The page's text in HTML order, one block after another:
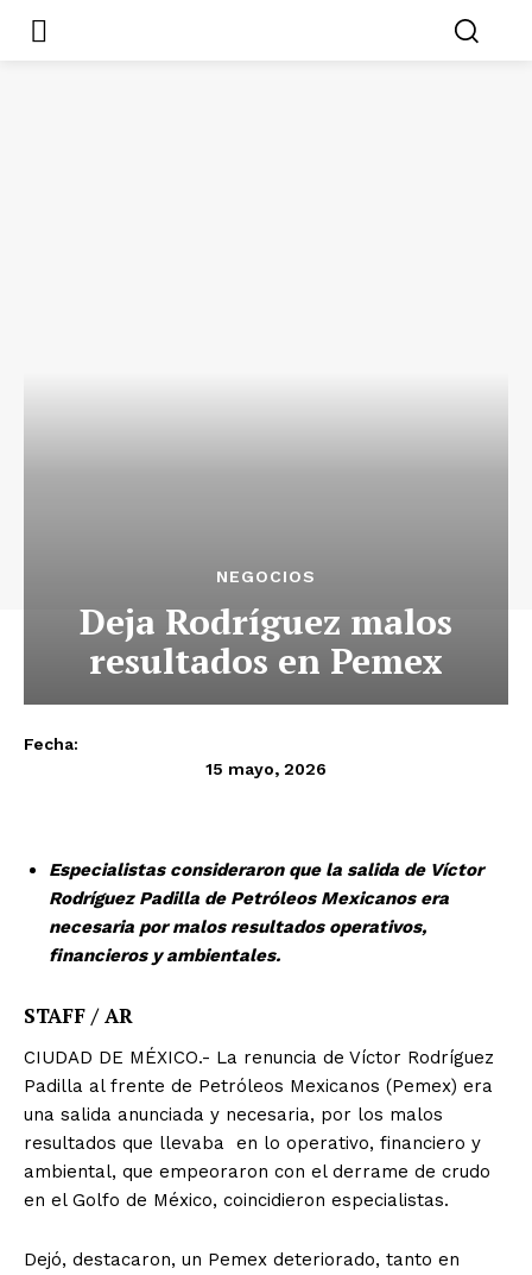
NEGOCIOS
Deja Rodríguez malos
resultados en Pemex
Fecha:
15 mayo, 2026
Especialistas consideraron que la salida de Víctor
Rodríguez Padilla de Petróleos Mexicanos era
necesaria por malos resultados operativos,
financieros y ambientales.
STAFF / AR
CIUDAD DE MÉXICO.- La renuncia de Víctor Rodríguez
Padilla al frente de Petróleos Mexicanos (Pemex) era
una salida anunciada y necesaria, por los malos
resultados que llevaba en lo operativo, financiero y
ambiental, que empeoraron con el derrame de crudo
en el Golfo de México, coincidieron especialistas.
Dejó, destacaron, un Pemex deteriorado, tanto en